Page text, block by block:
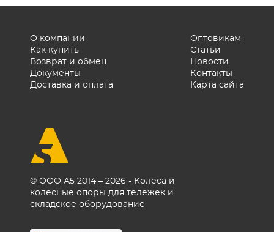
© ООО А5 2014 – 2026 - Колеса и
колесные опоры для тележек и
складское оборудование
О компании
Как купить
Возврат и обмен
Документы
Доставка и оплата
Оптовикам
Статьи
Новости
Контакты
Карта сайта